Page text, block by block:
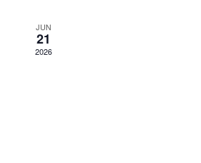
JUN
21
2026